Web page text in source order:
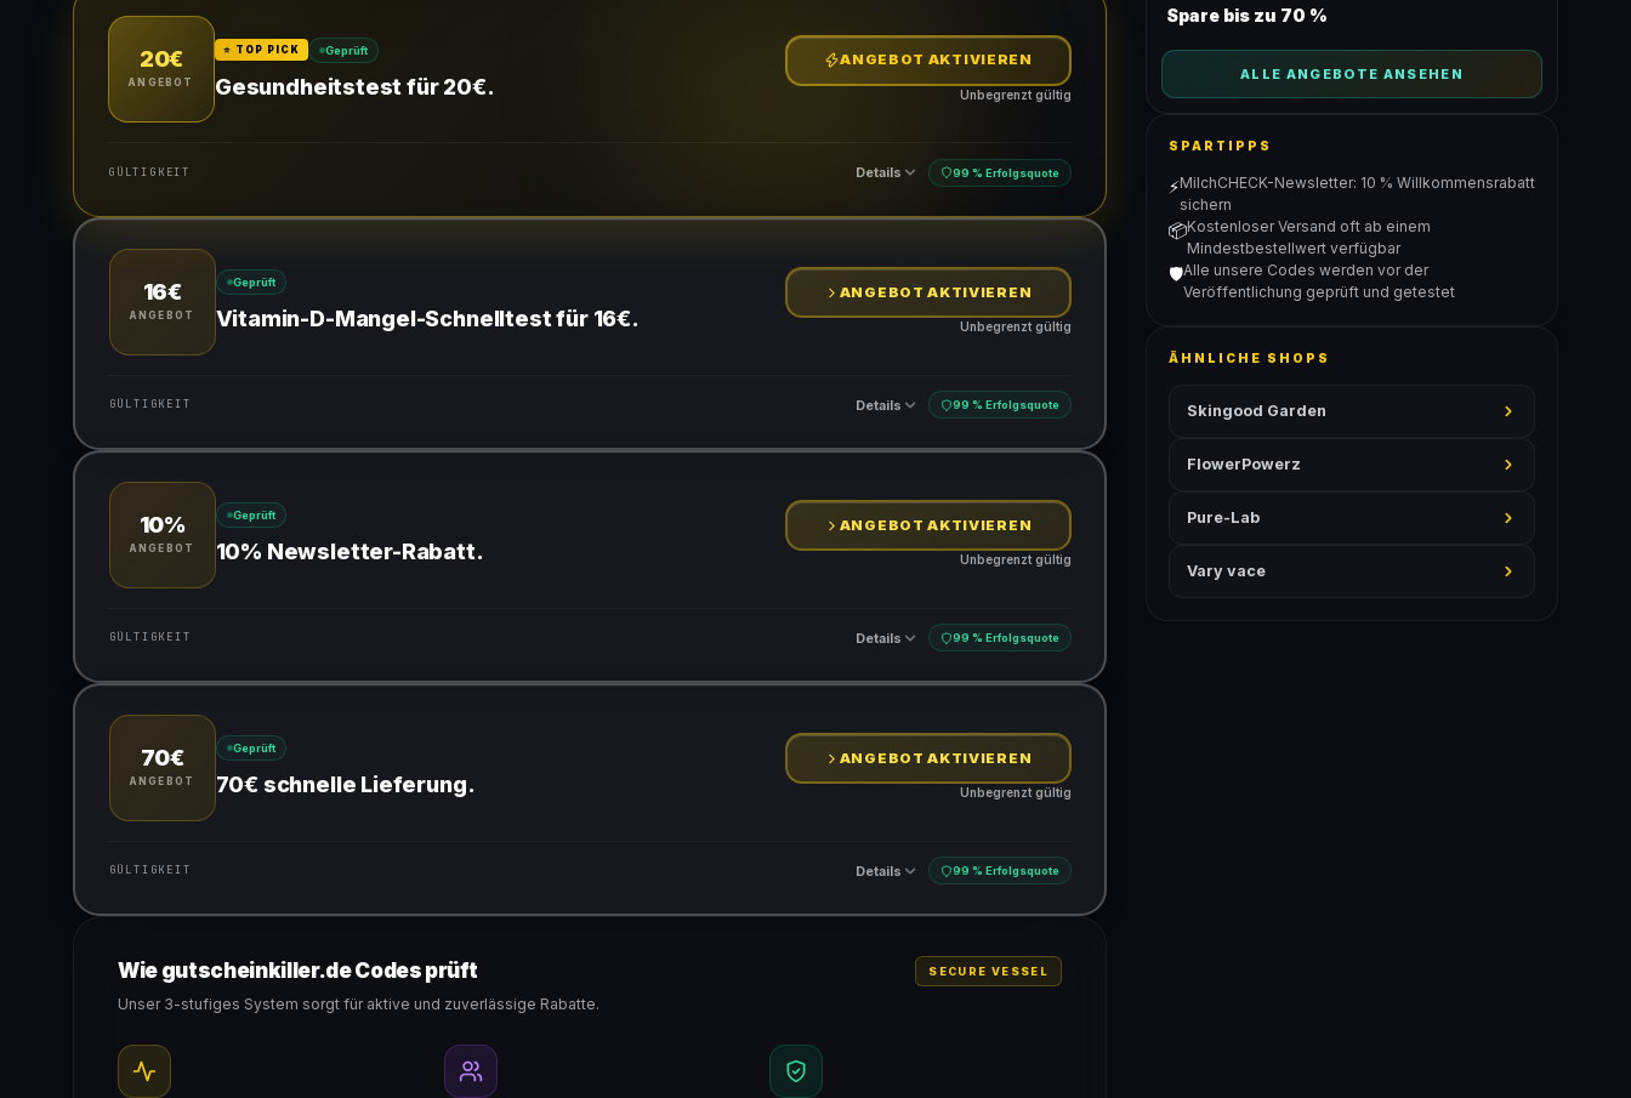
20€
ANGEBOT
⭐ TOP PICK Geprüft
Gesundheitstest für 20€.
ANGEBOT AKTIVIEREN
Unbegrenzt gültig
GÜLTIGKEIT Details 99 % Erfolgsquote
Gültig für teilnehmende Produkte
16€
ANGEBOT
Geprüft
Vitamin-D-Mangel-Schnelltest für 16€.
ANGEBOT AKTIVIEREN
Unbegrenzt gültig
GÜLTIGKEIT Details 99 % Erfolgsquote
Gültig für teilnehmende Produkte
10%
ANGEBOT
Geprüft
10% Newsletter-Rabatt.
ANGEBOT AKTIVIEREN
Unbegrenzt gültig
GÜLTIGKEIT Details 99 % Erfolgsquote
Gültig für teilnehmende Produkte
70€
ANGEBOT
Geprüft
70€ schnelle Lieferung.
ANGEBOT AKTIVIEREN
Unbegrenzt gültig
GÜLTIGKEIT Details 99 % Erfolgsquote
Gültig für teilnehmende Produkte
Wie gutscheinkiller.de Codes prüft
Unser 3-stufiges System sorgt für aktive und zuverlässige Rabatte.
SECURE VESSEL
Spare bis zu 70 %
ALLE ANGEBOTE ANSEHEN
SPARTIPPS
⚡MilchCHECK-Newsletter: 10 % Willkommensrabatt
sichern
📦Kostenloser Versand oft ab einem
Mindestbestellwert verfügbar
🛡️Alle unsere Codes werden vor der
Veröffentlichung geprüft und getestet
ÄHNLICHE SHOPS
Skingood Garden
FlowerPowerz
Pure-Lab
Vary vace